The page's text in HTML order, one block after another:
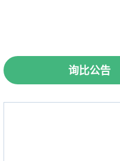
询比公告